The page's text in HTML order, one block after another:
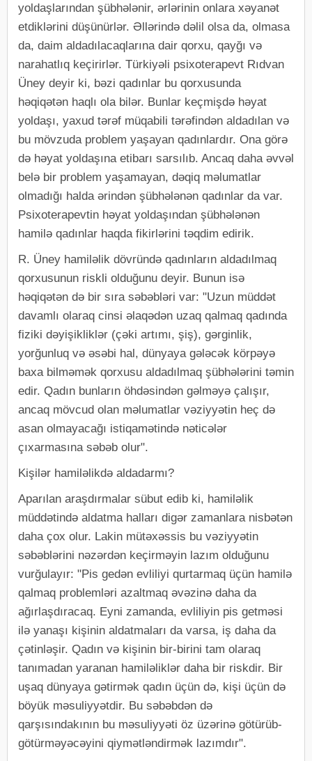
yoldaşlarından şübhələnir, ərlərinin onlara xəyanət
etdiklərini düşünürlər. Əllərində dəlil olsa da, olmasa
da, daim aldadılacaqlarına dair qorxu, qayğı və
narahatlıq keçirirlər. Türkiyəli psixoterapevt Rıdvan
Üney deyir ki, bəzi qadınlar bu qorxusunda
həqiqətən haqlı ola bilər. Bunlar keçmişdə həyat
yoldaşı, yaxud tərəf müqabili tərəfindən aldadılan və
bu mövzuda problem yaşayan qadınlardır. Ona görə
də həyat yoldaşına etibarı sarsılıb. Ancaq daha əvvəl
belə bir problem yaşamayan, dəqiq məlumatlar
olmadığı halda ərindən şübhələnən qadınlar da var.
Psixoterapevtin həyat yoldaşından şübhələnən
hamilə qadınlar haqda fikirlərini təqdim edirik.
R. Üney hamiləlik dövründə qadınların aldadılmaq
qorxusunun riskli olduğunu deyir. Bunun isə
həqiqətən də bir sıra səbəbləri var: "Uzun müddət
davamlı olaraq cinsi əlaqədən uzaq qalmaq qadında
fiziki dəyişikliklər (çəki artımı, şiş), gərginlik,
yorğunluq və əsəbi hal, dünyaya gələcək körpəyə
baxa bilməmək qorxusu aldadılmaq şübhələrini təmin
edir. Qadın bunların öhdəsindən gəlməyə çalışır,
ancaq mövcud olan məlumatlar vəziyyətin heç də
asan olmayacağı istiqamətində nəticələr
çıxarmasına səbəb olur".
Kişilər hamiləlikdə aldadarmı?
Aparılan araşdırmalar sübut edib ki, hamiləlik
müddətində aldatma halları digər zamanlara nisbətən
daha çox olur. Lakin mütəxəssis bu vəziyyətin
səbəblərini nəzərdən keçirməyin lazım olduğunu
vurğulayır: "Pis gedən evliliyi qurtarmaq üçün hamilə
qalmaq problemləri azaltmaq əvəzinə daha da
ağırlaşdıracaq. Eyni zamanda, evliliyin pis getməsi
ilə yanaşı kişinin aldatmaları da varsa, iş daha da
çətinləşir. Qadın və kişinin bir-birini tam olaraq
tanımadan yaranan hamiləliklər daha bir riskdir. Bir
uşaq dünyaya gətirmək qadın üçün də, kişi üçün də
böyük məsuliyyətdir. Bu səbəbdən də
qarşısındakının bu məsuliyyəti öz üzərinə götürüb-
götürməyəcəyini qiymətləndirmək lazımdır".